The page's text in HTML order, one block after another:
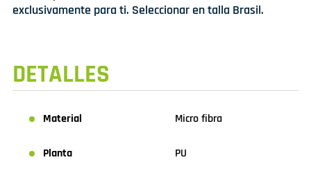
exclusivamente para ti. Seleccionar en talla Brasil.
DETALLES
Material Micro fibra
Planta PU